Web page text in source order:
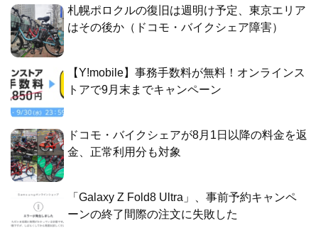
札幌ポロクルの復旧は週明け予定、東京エリア
はその後か（ドコモ・バイクシェア障害）
【Y!mobile】事務手数料が無料！オンラインス
トアで9月末までキャンペーン
ドコモ・バイクシェアが8月1日以降の料金を返
金、正常利用分も対象
「Galaxy Z Fold8 Ultra」、事前予約キャンペ
ーンの終了間際の注文に失敗した